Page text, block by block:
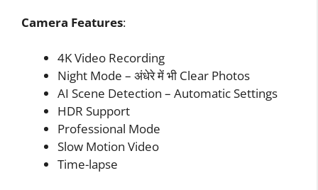
Camera Features:
4K Video Recording
Night Mode – अंधेरे में भी Clear Photos
AI Scene Detection – Automatic Settings
HDR Support
Professional Mode
Slow Motion Video
Time-lapse